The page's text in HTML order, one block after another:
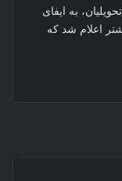
به ایفای
پیشتر اعلام شد که